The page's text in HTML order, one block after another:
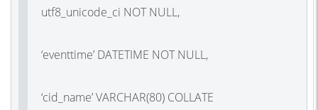
utf8_unicode_ci NOT NULL,
‘eventtime’ DATETIME NOT NULL,
‘cid_name’ VARCHAR(80) COLLATE